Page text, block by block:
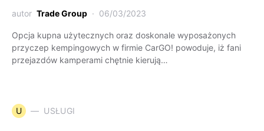
autor Trade Group 06/03/2023
Opcja kupna użytecznych oraz doskonale wyposażonych
przyczep kempingowych w firmie CarGO! powoduje, iż fani
przejazdów kamperami chętnie kierują…
U USŁUGI